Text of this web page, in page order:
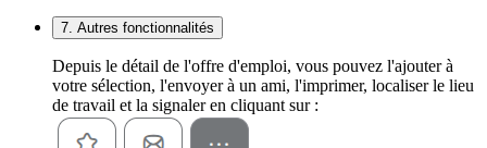
7. Autres fonctionnalités
Depuis le détail de l'offre d'emploi, vous pouvez l'ajouter à
votre sélection, l'envoyer à un ami, l'imprimer, localiser le lieu
de travail et la signaler en cliquant sur :